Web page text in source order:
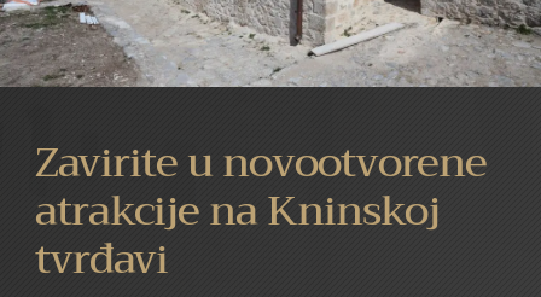
Zavirite u novootvorene
atrakcije na Kninskoj
tvrđavi